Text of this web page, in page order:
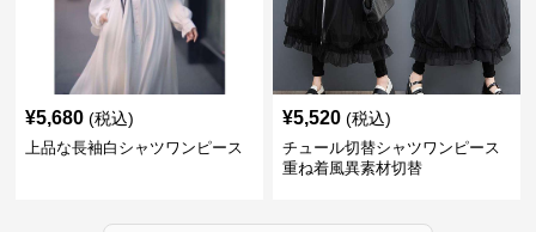
¥5,680 (税込)
上品な長袖白シャツワンピース
¥5,520 (税込)
チュール切替シャツワンピース
重ね着風異素材切替